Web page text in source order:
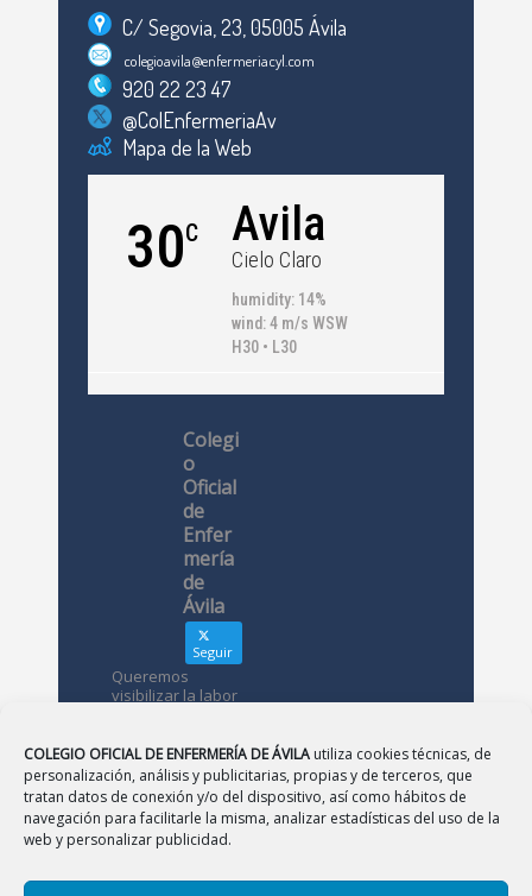
COLEGIO OFICIAL DE ENFERMERÍA DE ÁVILA utiliza cookies técnicas, de
personalización, análisis y publicitarias, propias y de terceros, que
tratan datos de conexión y/o del dispositivo, así como hábitos de
navegación para facilitarle la misma, analizar estadísticas del uso de la
web y personalizar publicidad.
C/ Segovia, 23, 05005 Ávila
colegioavila@enfermeriacyl.com
920 22 23 47
@ColEnfermeriaAv
Mapa de la Web
30C Avila
Cielo Claro
humidity: 14%
wind: 4 m/s WSW
H30 • L30
Colegi
o
Oficial
de
Enfer
mería
de
Ávila
Seguir
Queremos
visibilizar la labor
conoces?
Avatar Colegio
Oficial de
de Ávila